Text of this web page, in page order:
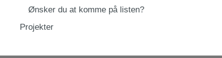
Ønsker du at komme på listen?
Projekter